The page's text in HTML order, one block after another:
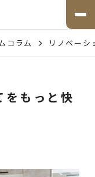
コラム リノベー
をもっと快